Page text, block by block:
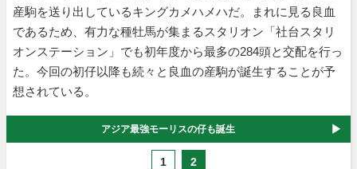
産駒を送り出しているキングカメハメハだ。まれに見る良血
であるため、有力な種牡馬が集まるスタリオン「社台スタリ
オンステーション」でも初年度から最多の284頭と交配を行っ
た。今回の初仔以降も続々と良血の産駒が誕生することが予
想されている。
アジア最強モーリスの仔も誕生
1 2